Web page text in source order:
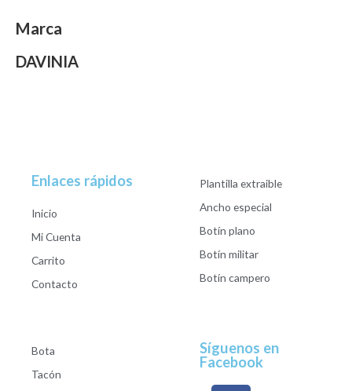
Marca
DAVINIA
Enlaces rápidos
Inicio
Mi Cuenta
Carrito
Contacto
Plantilla extraible
Ancho especial
Botín plano
Botín militar
Botín campero
Bota
Tacón
Síguenos en
Facebook